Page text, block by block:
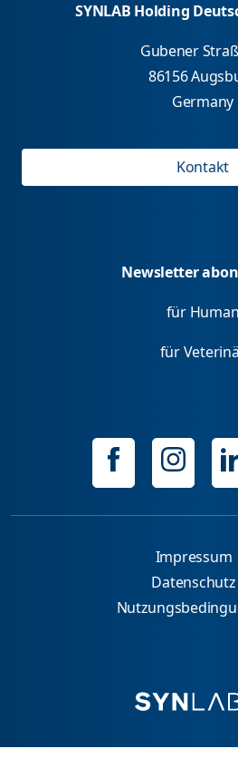
SYNLAB Holding
Gubener
86156
Germany
Kontakt
Newsletter
für Human
für
Impressum
Datenschutz